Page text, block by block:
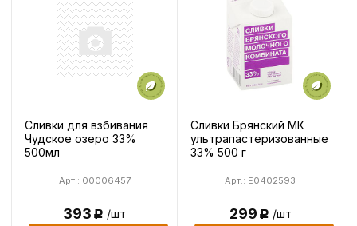
Сливки для взбивания
Чудское озеро 33%
500мл
Арт.: 00006457
393Р /шт
Сливки Брянский МК
ультрапастеризованные
33% 500 г
Арт.: E0402593
299Р /шт